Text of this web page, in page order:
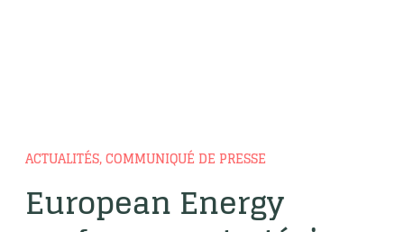
ACTUALITÉS, COMMUNIQUÉ DE PRESSE
European Energy